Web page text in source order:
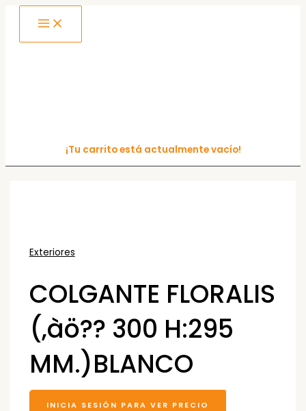
MENU
¡Tu carrito está actualmente vacío!
Exteriores
COLGANTE FLORALIS
(‚àö?? 300 H:295
MM.)BLANCO
INICIA SESIÓN PARA VER PRECIO